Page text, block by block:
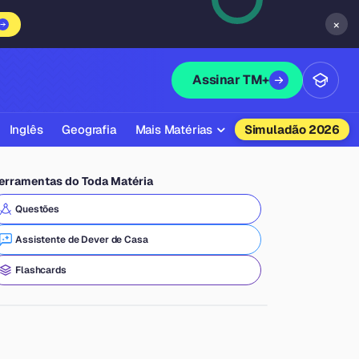
×
Assinar TM+
Inglês Geografia Mais Matérias
Química
Física
Filosofia
Simuladão 2026
do Toda Matéria
Questões
Assistente de Dever de Casa
Flashcards